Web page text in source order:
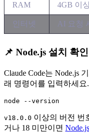
RAM 4GB 이
인터넷 AI 요청
📌 Node.js 설치 확인
Claude Code는 Node.js
래 명령어를 입력하세요.
v18.0.0 이상의 버전 번
거나 18 미만이면